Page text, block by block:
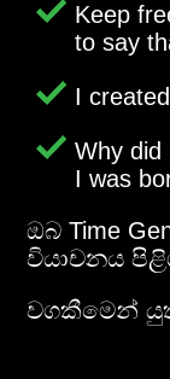
Keep
to say
I
Why
I was
ඔබ Time
වියාචනය
වගකීමෙන්